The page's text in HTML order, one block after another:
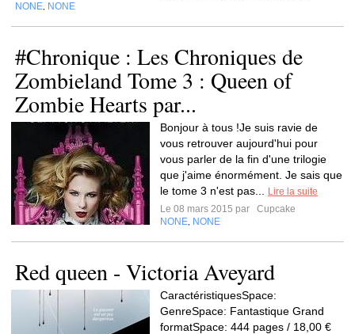
NONE NONE
#Chronique : Les Chroniques de
Zombieland Tome 3 : Queen of
Zombie Hearts par...
Bonjour à tous !Je suis ravie de
vous retrouver aujourd'hui pour
vous parler de la fin d'une trilogie
que j'aime énormément. Je sais que
le tome 3 n'est pas...
Lire la suite
Le 08 mars 2015 par
Cupcake
NONE NONE
Red queen - Victoria Aveyard
CaractéristiquesSpace:
GenreSpace: Fantastique Grand
formatSpace: 444 pages / 18,00 €